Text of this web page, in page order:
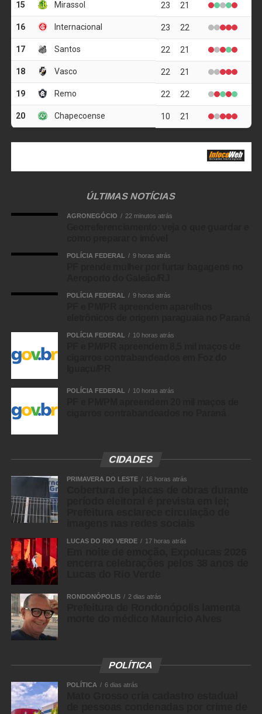
ÚLTIMAS NOTÍCIAS
AGRONEGÓCIO 22 minutos atrás
POLÍCIA FEDERAL 9 horas atrás
POLÍCIA FEDERAL 9 horas atrás
POLÍCIA FEDERAL 10 horas atrás
POLÍCIA FEDERAL 10 horas atrás
CIDADES
PRIMAVERA DO LESTE 16 horas atrás
LUCAS DO RIO VERDE 17 horas atrás
RONDONÓPOLIS 2 dias atrás
POLÍTICA
POLÍTICA 6 dias atrás